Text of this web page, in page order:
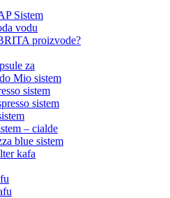
Sistem
vodu
proizvode?
za
Mio sistem
sistem
sistem
– cialde
blue sistem
kafa